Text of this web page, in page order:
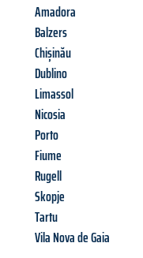
Amadora
Balzers
Chișinău
Dublino
Limassol
Nicosia
Porto
Fiume
Rugell
Skopje
Tartu
Vila Nova de Gaia